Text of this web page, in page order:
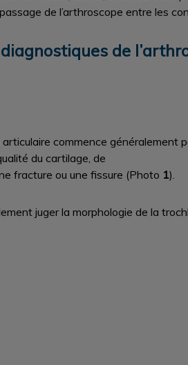
de l’arthroscope entre les
de
articulaire commence généralement
du cartilage, de
fracture ou une fissure (Photo 1).
juger la morphologie de la